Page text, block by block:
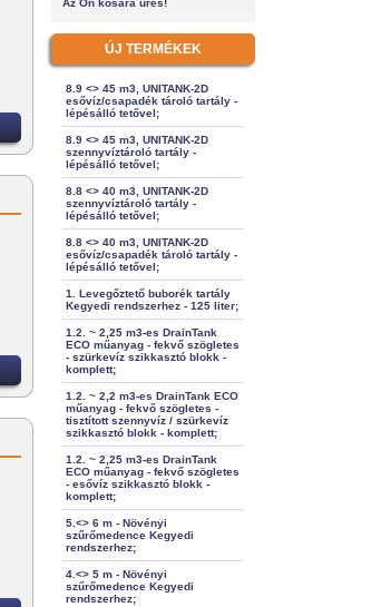
Az Ön kosara üres!
ÚJ TERMÉKEK
8.9 <> 45 m3, UNITANK-2D
esővíz/csapadék tároló tartály -
lépésálló tetővel;
8.9 <> 45 m3, UNITANK-2D
szennyvíztároló tartály -
lépésálló tetővel;
8.8 <> 40 m3, UNITANK-2D
szennyvíztároló tartály -
lépésálló tetővel;
8.8 <> 40 m3, UNITANK-2D
esővíz/csapadék tároló tartály -
lépésálló tetővel;
1. Levegőztető buborék tartály
Kegyedi rendszerhez - 125 liter;
1.2. ~ 2,25 m3-es DrainTank
ECO műanyag - fekvő szögletes
- szürkevíz szikkasztó blokk -
komplett;
1.2. ~ 2,2 m3-es DrainTank ECO
műanyag - fekvő szögletes -
tisztított szennyvíz / szürkevíz
szikkasztó blokk - komplett;
1.2. ~ 2,25 m3-es DrainTank
ECO műanyag - fekvő szögletes
- esővíz szikkasztó blokk -
komplett;
5.<> 6 m - Növényi
szűrőmedence Kegyedi
rendszerhez;
4.<> 5 m - Növényi
szűrőmedence Kegyedi
rendszerhez;